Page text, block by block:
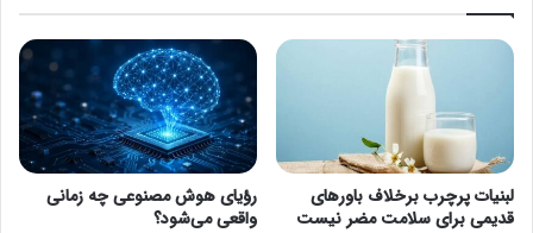
لبنیات پرچرب برخلاف باورهای
قدیمی برای سلامت مضر نیست
رؤیای هوش مصنوعی چه زمانی
واقعی می‌شود؟